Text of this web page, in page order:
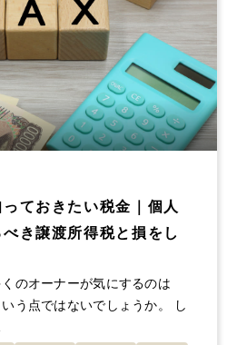
告
セミナー開催
法人化
強制執行
確定申告書類
保険
自主管理
承 夜逃げ
東京ルール
大家の会
家賃
1年目
セミナー登壇
賃貸経営
青色申告
ておきたい税金｜個人
き譲渡所得税と損をし
のオーナーが気にするのは
う点ではないでしょうか。 し